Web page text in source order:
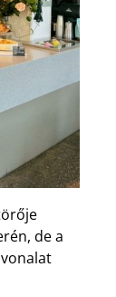
de a